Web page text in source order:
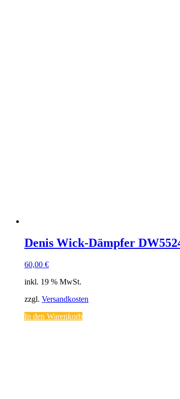
Denis Wick-Dämpfer
60,00 €
inkl. 19 % MwSt.
zzgl. Versandkosten
In den Warenkorb